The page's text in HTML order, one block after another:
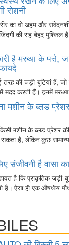
रोशनी
का वो अहम और
की राह बेहद
है मरुआ के पत्ते,
की जड़ी-बूटियां हैं, जो
मदद करती हैं। इनमें मरुआ
मशीन के ब्लड
मशीन के ब्लड प्रेशर
सकता है, लेकिन कुछ
संजीवनी है वासा का
है कि प्राकृतिक जड़ी-
है। ऐसा ही एक औषधीय